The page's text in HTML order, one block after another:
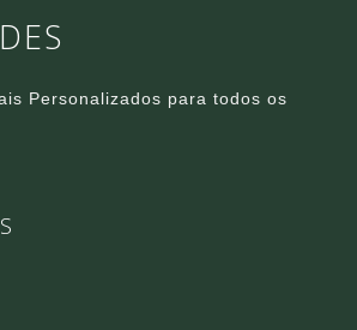
Personalizados para todos os